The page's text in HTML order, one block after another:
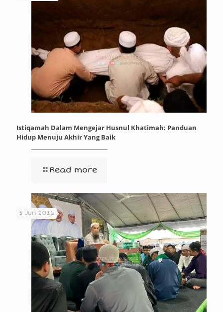
Istiqamah Dalam Mengejar Husnul Khatimah: Panduan
Hidup Menuju Akhir Yang Baik
Read more
5 Jun 2026